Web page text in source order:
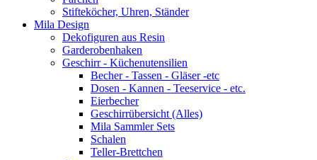
Stifteköcher, Uhren, Ständer
Mila Design
Dekofiguren aus Resin
Garderobenhaken
Geschirr - Küchenutensilien
Becher - Tassen - Gläser -etc
Dosen - Kannen - Teeservice - etc.
Eierbecher
Geschirrübersicht (Alles)
Mila Sammler Sets
Schalen
Teller-Brettchen